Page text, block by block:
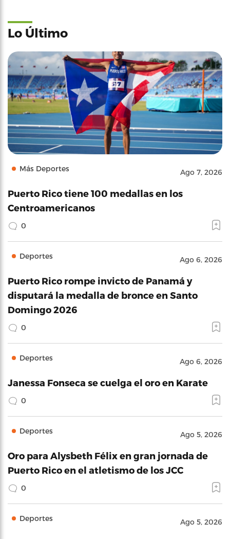
Lo Último
Más Deportes Ago 7, 2026
Puerto Rico tiene 100 medallas en los
Centroamericanos
0
Deportes Ago 6, 2026
Puerto Rico rompe invicto de Panamá y
disputará la medalla de bronce en Santo
Domingo 2026
0
Deportes Ago 6, 2026
Janessa Fonseca se cuelga el oro en Karate
0
Deportes Ago 5, 2026
Oro para Alysbeth Félix en gran jornada de
Puerto Rico en el atletismo de los JCC
0
Deportes Ago 5, 2026